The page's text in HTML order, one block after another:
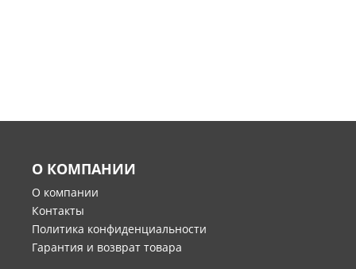
О КОМПАНИИ
О компании
Контакты
Политика конфиденциальности
Гарантия и возврат товара